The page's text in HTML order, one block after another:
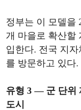
정부는 이 모델을
개 마을로 확산할
입한다. 전국 지
를 방문하고 있다.
유형 3 — 군 단위
도시